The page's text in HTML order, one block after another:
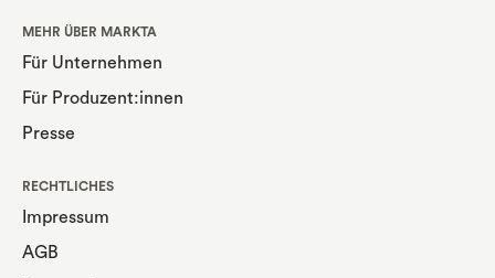
MEHR ÜBER MARKTA
Für Unternehmen
Für Produzent:innen
Presse
RECHTLICHES
Impressum
AGB